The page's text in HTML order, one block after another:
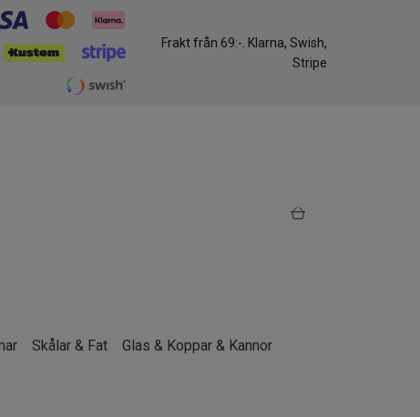
Frakt från 69:-. Klarna, Swish,
Stripe
Skålar & Fat Glas & Koppar & Kannor